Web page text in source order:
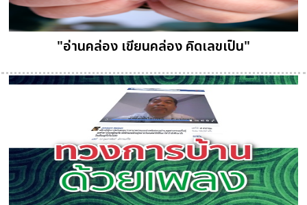
"อ่านคล่อง เขียนคล่อง คิดเลขเป็น"